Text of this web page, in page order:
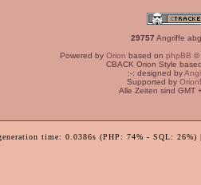
29757 Angriffe
Powered by Orion based on phpBB ©
CBACK Orion Style
:-: designed by
Supported by
Alle Zeiten sind GMT
time: 0.0386s (PHP: 74% - SQL: